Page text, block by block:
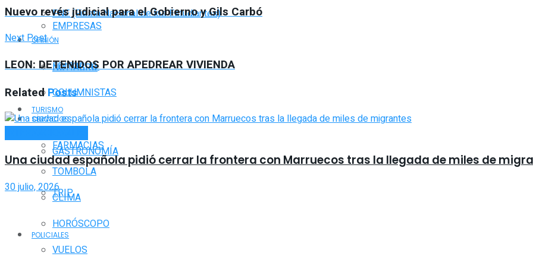
FNE (Fiesta Nacional de los Estudiantes)
OPINIÓN
EDITORIAL
COLUMNISTAS
SERVICIOS
FARMACIAS
TOMBOLA
CLIMA
HORÓSCOPO
VUELOS
EMPRESAS
NOTIAGRO
TURISMO
GASTRONOMÍA
TRIP
POLICIALES
Nuevo revés judicial para el Gobierno y Gils Carbó
Next Post
LEON: DETENIDOS POR APEDREAR VIVIENDA
RelatedPosts
Una ciudad española pidió cerrar la frontera con Marruecos tras la llegada de miles de
30 julio, 2026